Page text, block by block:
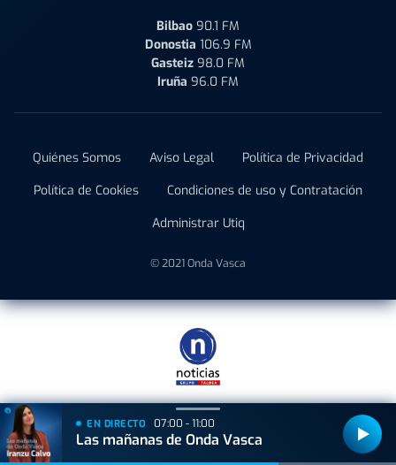
Bilbao 90.1 FM
Donostia 106.9 FM
Gasteiz 98.0 FM
Iruña 96.0 FM
Quiénes Somos Aviso Legal
Política de Privacidad
Política de Cookies
Condiciones de uso y Contratación
Administrar Utiq
© 2021 Onda Vasca
EN DIRECTO 07:00 - 11:00
Las mañanas de Onda Vasca